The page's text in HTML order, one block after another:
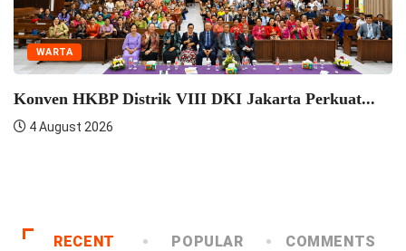
Perkuat...
RECENT POPULAR COMMENTS